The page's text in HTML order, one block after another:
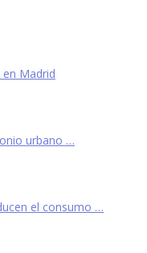
Madrid
urbano …
el consumo …